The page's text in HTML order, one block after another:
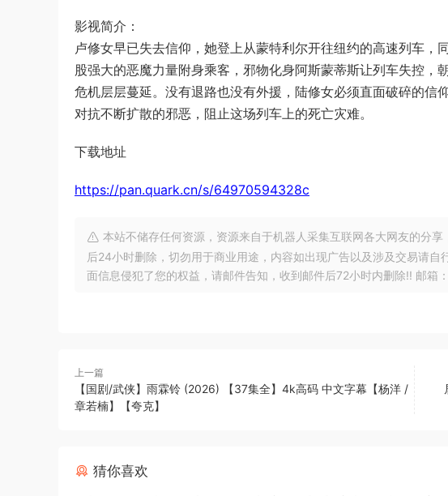
影视简介：
卢修女早已失去信仰，她登上从蒙特利尔开往纽约的高速列车，
股强大的恶魔力量附身乘客，邪物化身阿斯蒙蒂斯让列车失控，
危机层层蔓延。没有退路也没有外援，陆修女必须直面破碎的信
对抗不断扩散的邪恶，阻止这场列车上的死亡灾难。
下载地址
https://pan.quark.cn/s/64970594328c
本站不储存任何资源，资源来自于机器人采集互联网各大网友的分
后24小时删除，切勿用于商业用途，内容如出现广告以及涉及交易请
面信息侵犯了您的权益，请邮件告知，收到邮件后72小时内删除!! 邮
上一篇
【国剧/武侠】雨霖铃 (2026) 【37集全】4k高码 中文字幕【杨洋 /
章若楠】【夸克】
猜你喜欢